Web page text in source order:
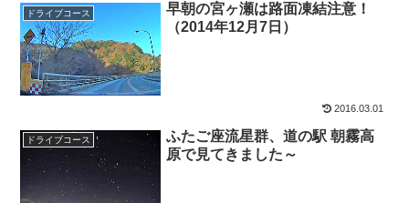
ドライブコース
早朝の宮ヶ瀬は路面凍結注意！
（2014年12月7日）
2016.03.01
ドライブコース
ふたご座流星群、道の駅 朝霧高
原で見てきました～